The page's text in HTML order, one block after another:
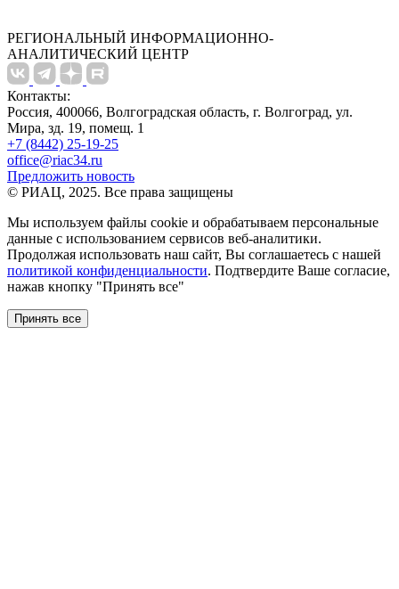
РЕГИОНАЛЬНЫЙ ИНФОРМАЦИОННО-
АНАЛИТИЧЕСКИЙ ЦЕНТР
Контакты:
Россия, 400066, Волгоградская область, г. Волгоград, ул.
Мира, зд. 19, помещ. 1
+7 (8442) 25-19-25
office@riac34.ru
Предложить новость
© РИАЦ, 2025. Все права защищены
Мы используем файлы сookie и обрабатываем персональные
данные с использованием сервисов веб-аналитики.
Продолжая использовать наш сайт, Вы соглашаетесь с нашей
политикой конфиденциальности. Подтвердите Ваше согласие,
нажав кнопку "Принять все"
Принять все